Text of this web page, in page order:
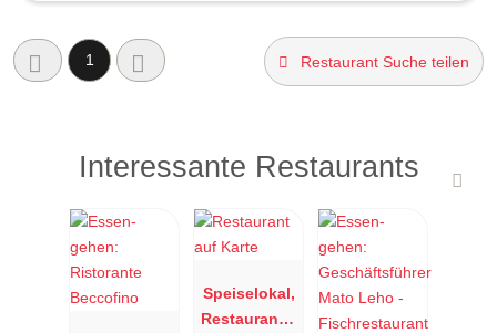
1 Restaurant Suche teilen
Interessante Restaurants
Speiselokal,
Restaurant "